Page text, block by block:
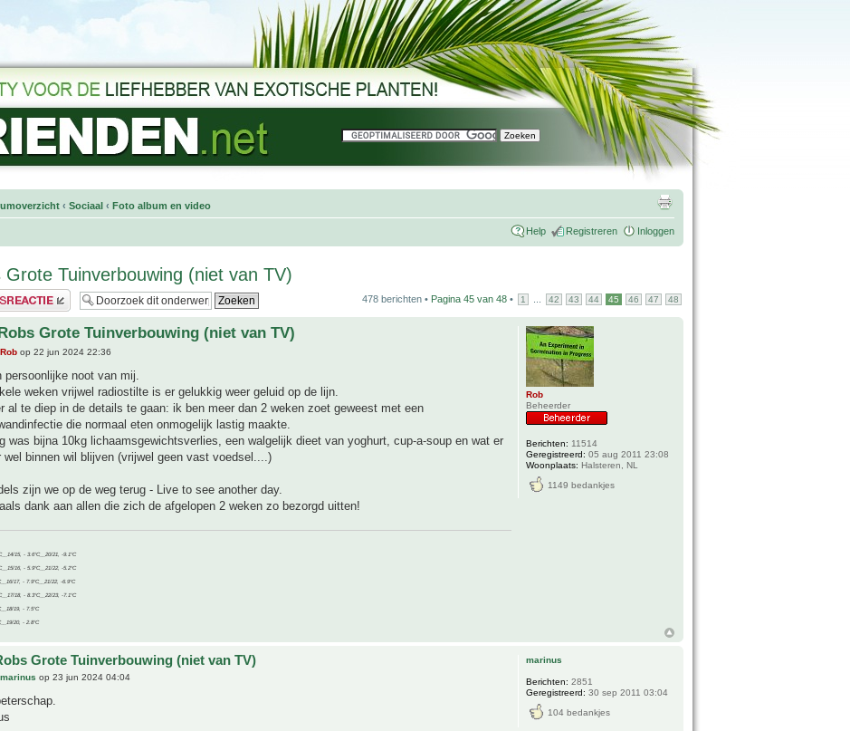
‹ Sociaal ‹ Foto album en video
Help Registreren Inloggen
Grote Tuinverbouwing (niet van TV)
reactie 478 berichten • Pagina 45 van 48 • 1 42 43 44 45 46 47 48
Grote Tuinverbouwing (niet van TV)
Rob op 22 jun 2024 22:36
persoonlijke noot van mij.
weken vrijwel radiostilte is er gelukkig weer geluid op de lijn.
al te diep in de details te gaan: ik ben meer dan 2 weken zoet geweest met een
die normaal eten onmogelijk lastig maakte.
was bijna 10kg lichaamsgewichtsverlies, een walgelijk dieet van yoghurt, cup-a-soup en wat er
wel binnen wil blijven (vrijwel geen vast voedsel....)
zijn we op de weg terug - Live to see another day.
dank aan allen die zich de afgelopen 2 weken zo bezorgd uitten!
15, - 3.6°C__20/21, -9.1°C
16, - 5.9°C__21/22, -5.2°C
17, - 7.9°C__21/22, -6.9°C
18, - 8.3°C__22/23, -7.1°C
19, - 7.5°C
20, - 2.8°C
Rob
Beheerder
Berichten: 11514
Geregistreerd: 05 aug 2011 23:08
Woonplaats: Halsteren, NL
1149 bedankjes
Grote Tuinverbouwing (niet van TV)
marinus op 23 jun 2024 04:04
marinus
Berichten: 2851
Geregistreerd: 30 sep 2011 03:04
104 bedankjes